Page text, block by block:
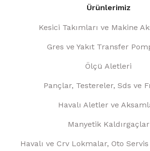
Ürünlerimiz
Kesici Takımları ve Makine
Gres ve Yakıt Transfer
Ölçü Aletleri
Pançlar, Testereler, Sds ve
Havalı Aletler ve
Manyetik Kaldırgaçlar
Havalı ve Crv Lokmalar, Oto